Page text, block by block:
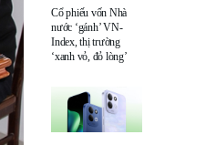
Cổ phiếu vốn Nhà
nước ‘gánh’ VN-
Index, thị trường
‘xanh vỏ, đỏ lòng’